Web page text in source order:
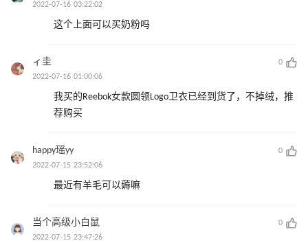
2022-07-16 03:22:02
这个上面可以买奶粉吗
ィ圭
0
2022-07-16 01:00:06
我买的Reebok女款圆领Logo卫衣已经到货了，不掉绒，推
荐购买
happy瑶yy
0
2022-07-15 23:52:06
最近有羊毛可以薅嘛
当个高级小白鼠
0
2022-07-15 23:47:26